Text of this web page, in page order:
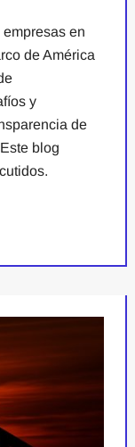
en
de América
y
de
blog